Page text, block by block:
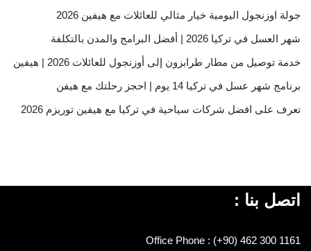
جولة اوزنجول اليومية خيار مثالي للعائلات مع هيفين 2026
شهر العسل في تركيا 2026 | أفضل البرامج والمدن بالتكلفة
خدمة توصيل من مطار طرابزون إلى أوزنجول للعائلات 2026 | هيفين
برنامج شهر عسل في تركيا 14 يوم | احجز رحلتك مع هيفن
تعرف على افضل شركات سياحية في تركيا مع هيفين توريزم 2026
اتصل بنا :
Office Phone : (+90) 462 300 1161